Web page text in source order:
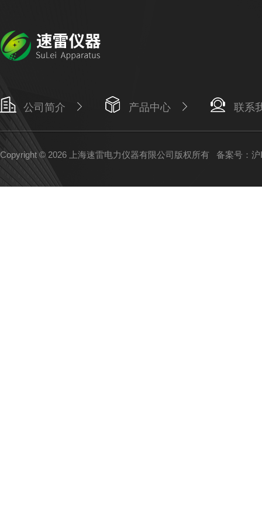
公司简介 产品中心 联系
Copyright © 2026 上海速雷电力仪器有限公司版权所有 备案号：